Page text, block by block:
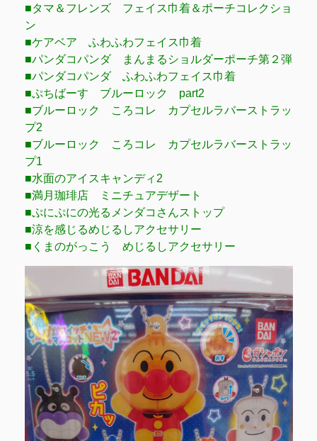
■タマ＆フレンズ フェイス巾着＆ポーチコレクショ
ン
■ケアベア ふわふわフェイス巾着
■パンダコパンダ まんまるショルダーポーチ第２弾
■パンダコパンダ ふわふわフェイス巾着
■ぷちばーす ブルーロック part2
■ブルーロック ころコレ カプセルラバーストラッ
プ2
■ブルーロック ころコレ カプセルラバーストラッ
プ1
■水面のアイスキャンディ2
■満月珈琲店 ミニチュアデザート
■ぷにぷにの光るメンダコさんストップ
■涼を感じるめじるしアクセサリー
■くまのがっこう めじるしアクセサリー